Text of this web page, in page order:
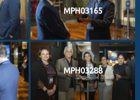
MPH03165
MPH03288